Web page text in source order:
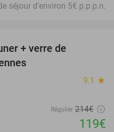
séjour d'environ 5€ p.p.p.n.
+ verre de
9.1 star
Régulier 214€
119€